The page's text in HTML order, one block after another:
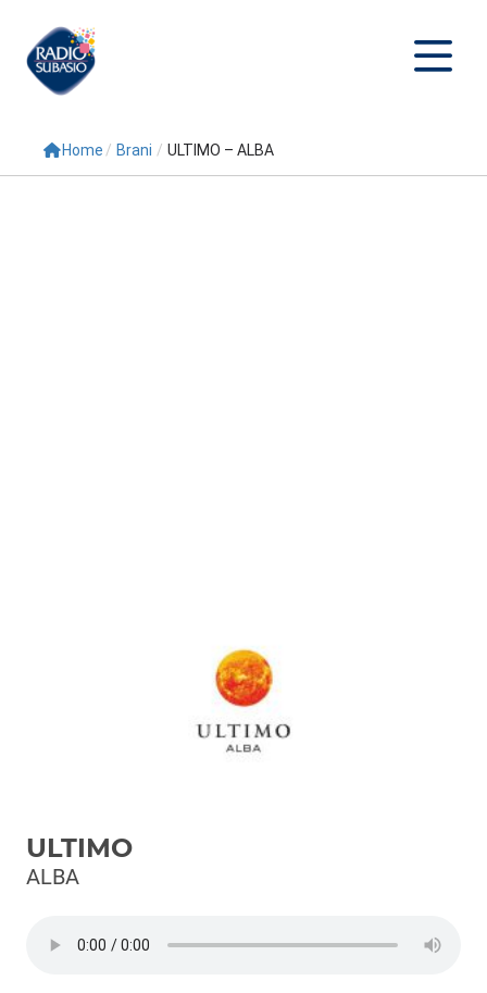
Cerca
Subasio Playlist
Radio Subasio +
Radio Suby
Home / Brani / ULTIMO – ALBA
ULTIMO
ALBA